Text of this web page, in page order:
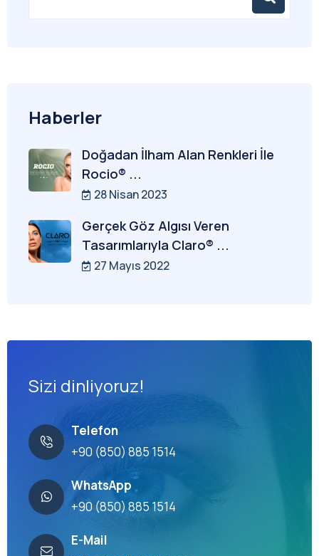
Haberler
Doğadan İlham Alan Renkleri İle
Rocio® ...
28 Nisan 2023
Gerçek Göz Algısı Veren
Tasarımlarıyla Claro® ...
27 Mayıs 2022
Sizi dinliyoruz!
Telefon
+90 (850) 885 1514
WhatsApp
+90 (850) 885 1514
E-Mail